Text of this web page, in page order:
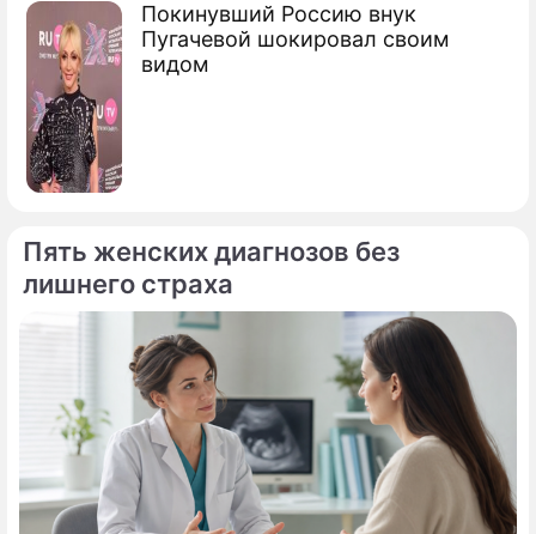
Покинувший Россию внук
Пугачевой шокировал своим
видом
Пять женских диагнозов без
лишнего страха